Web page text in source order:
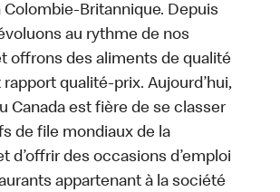
Colombie-Britannique. Depuis
au rythme de nos
offrons des aliments de qualité
qualité-prix. Aujourd’hui,
Canada est fière de se classer
de file mondiaux de la
d’offrir des occasions d’emploi
appartenant à la société